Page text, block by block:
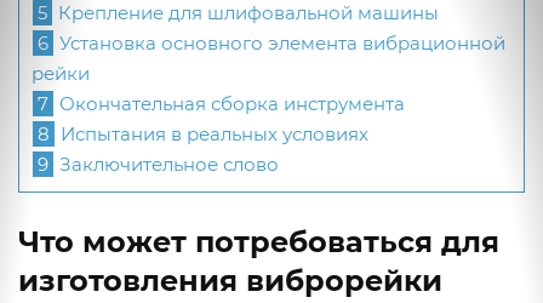
5 Крепление для шлифовальной машины
6 Установка основного элемента вибрационной
рейки
7 Окончательная сборка инструмента
8 Испытания в реальных условиях
9 Заключительное слово
Что может потребоваться для
изготовления виброрейки